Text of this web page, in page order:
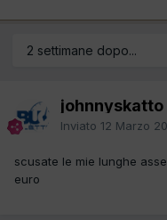
2 settimane dopo...
johnnyskatto
Inviato 12 Marzo
scusate le mie lunghe
euro